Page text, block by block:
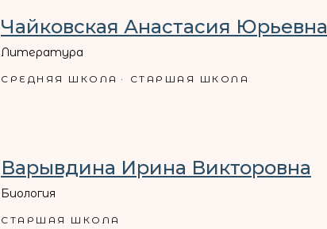
Чайковская Анастасия Юрьевна
Литература
СРЕДНЯЯ ШКОЛА СТАРШАЯ ШКОЛА
Варывдина Ирина Викторовна
Биология
СТАРШАЯ ШКОЛА